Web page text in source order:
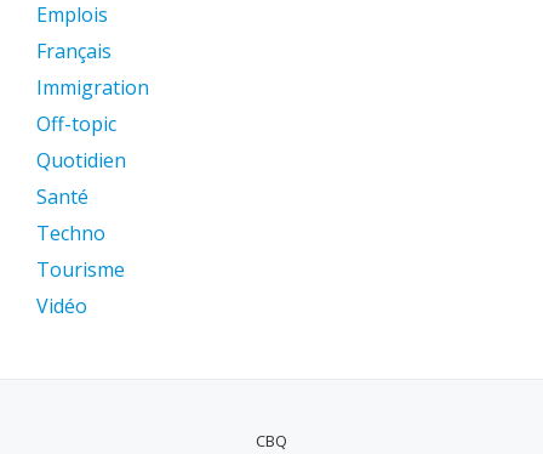
Emplois
Français
Immigration
Off-topic
Quotidien
Santé
Techno
Tourisme
Vidéo
CBQ